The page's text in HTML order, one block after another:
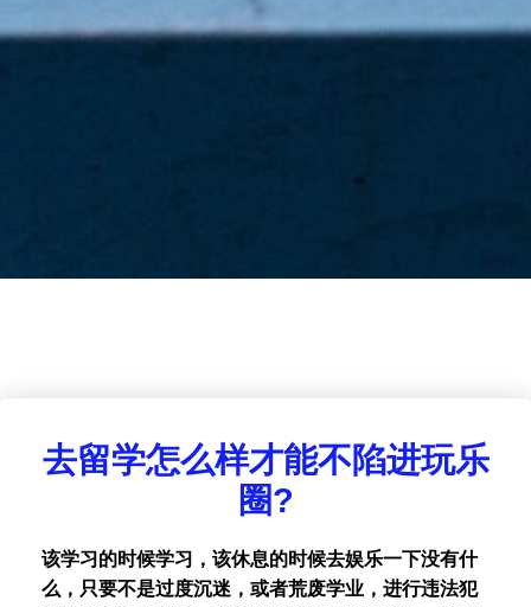
去留学怎么样才能不陷进玩乐
圈?
该学习的时候学习，该休息的时候去娱乐一下没有什
么，只要不是过度沉迷，或者荒废学业，进行违法犯